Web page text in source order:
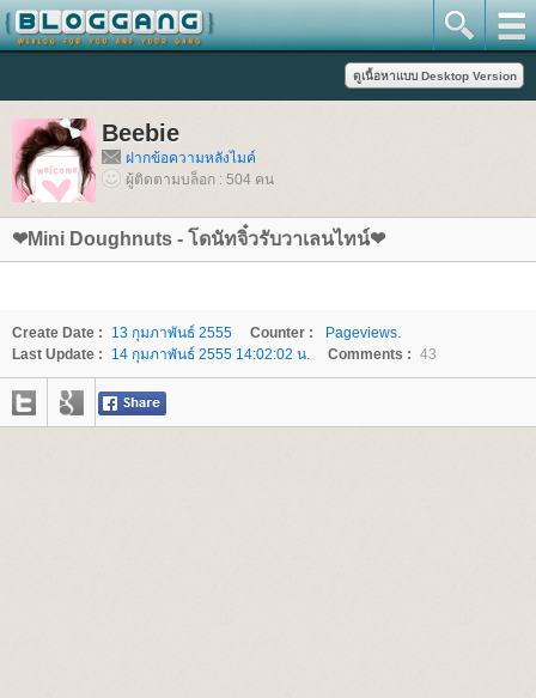
Beebie
ฝากข้อความหลังไมค์
ผู้ติดตามบล็อก : 504 คน
❤Mini Doughnuts - โดนัทจิ๋วรับวาเลนไทน์❤
Create Date :
13 กุมภาพันธ์ 2555
Last Update :
14 กุมภาพันธ์ 2555 14:02:02 น.
Counter :
Pageviews.
Comments : 43